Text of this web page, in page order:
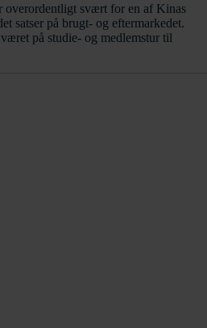
overordentligt svært for en af Kinas
satser på brugt- og eftermarkedet.
på studie- og medlemstur til